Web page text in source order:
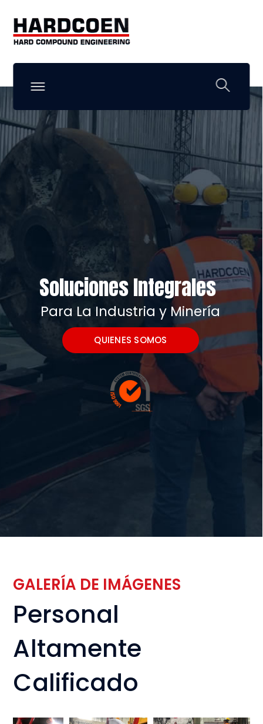
QUIENES SOMOS
GALERÍA DE IMÁGENES
Personal
Altamente
Calificado